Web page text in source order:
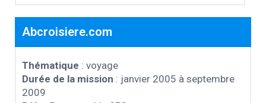
Abcroisiere.com
Thématique : voyage
Durée de la mission : janvier 2005 à septembre
2009